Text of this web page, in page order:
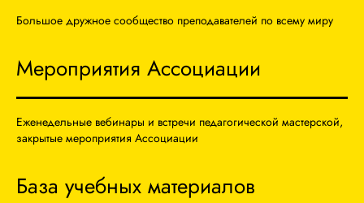
Большое дружное сообщество преподавателей по всему миру
Мероприятия Ассоциации
Еженедельные вебинары и встречи педагогической мастерской,
закрытые мероприятия Ассоциации
База учебных материалов